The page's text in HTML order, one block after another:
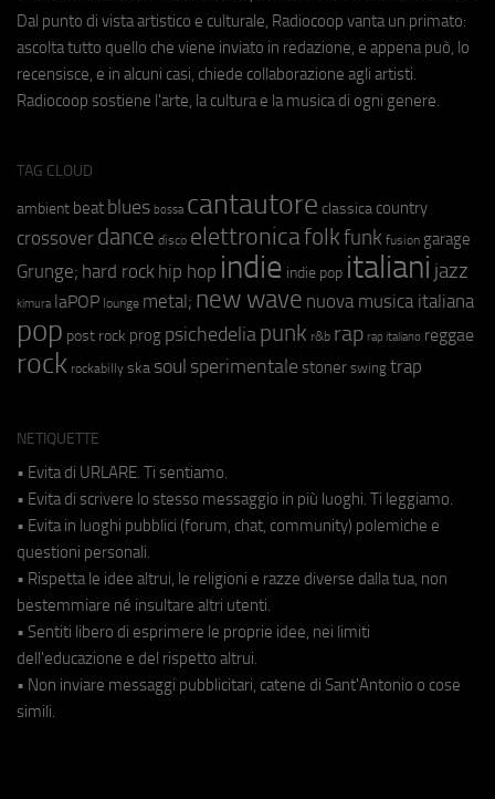
Dal punto di vista artistico e culturale, Radiocoop vanta un primato:
ascolta tutto quello che viene inviato in redazione, e appena può, lo
recensisce, e in alcuni casi, chiede collaborazione agli artisti.
Radiocoop sostiene l'arte, la cultura e la musica di ogni genere.
TAG CLOUD
ambient beat blues bossa cantautore classica country
crossover dance disco elettronicafolkfunk fusion garage
Grunge; hard rock hip hop indie indie pop italiani jazz
kimura laPOP lounge metal; new wave nuova musica italiana
pop post rock prog psichedeliapunk r&b rap rap italiano reggae
rock rockabilly ska soul sperimentale stoner swing trap
NETIQUETTE
• Evita di URLARE. Ti sentiamo.
• Evita di scrivere lo stesso messaggio in più luoghi. Ti leggiamo.
• Evita in luoghi pubblici (forum, chat, community) polemiche e
questioni personali.
• Rispetta le idee altrui, le religioni e razze diverse dalla tua, non
bestemmiare né insultare altri utenti.
• Sentiti libero di esprimere le proprie idee, nei limiti
dell'educazione e del rispetto altrui.
• Non inviare messaggi pubblicitari, catene di Sant'Antonio o cose
simili.